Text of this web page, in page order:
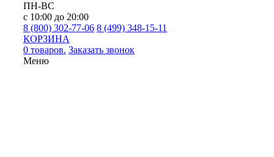
ПН-ВС
с 10:00 до 20:00
8 (800) 302-77-06 8 (499) 348-15-11
КОРЗИНА
0 товаров. Заказать звонок
Меню